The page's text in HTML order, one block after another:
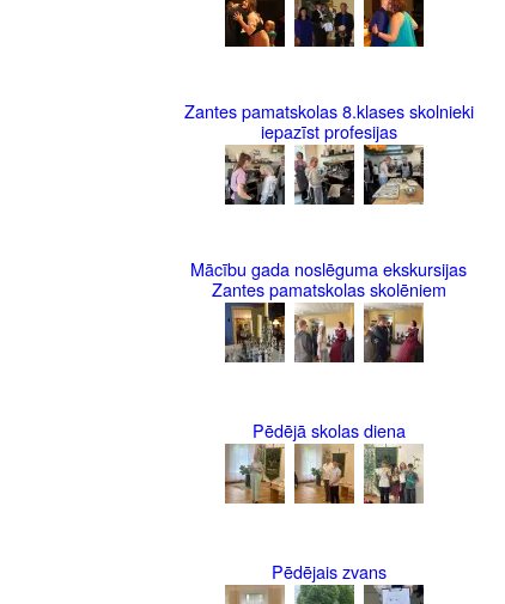
Zantes pamatskolas 8.klases skolnieki
iepazīst profesijas
Mācību gada noslēguma ekskursijas
Zantes pamatskolas skolēniem
Pēdējā skolas diena
Pēdējais zvans